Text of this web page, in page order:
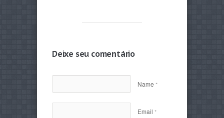
Deixe seu comentário
Name *
Email *